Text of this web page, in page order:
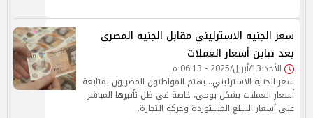
سعر الجنيه الاسترليني مقابل الجنيه المصري
بعد تباين أسعار العملات
الأحد 13/أبريل/2025 - 06:13 م
سعر الجنيه الاسترليني.. يهتم المواطنون المصريون بمتابعة
أسعار العملات بشكل يومي، خاصة في ظل تأثيرها المباشر
على أسعار السلع المستوردة وحركة التجارة.